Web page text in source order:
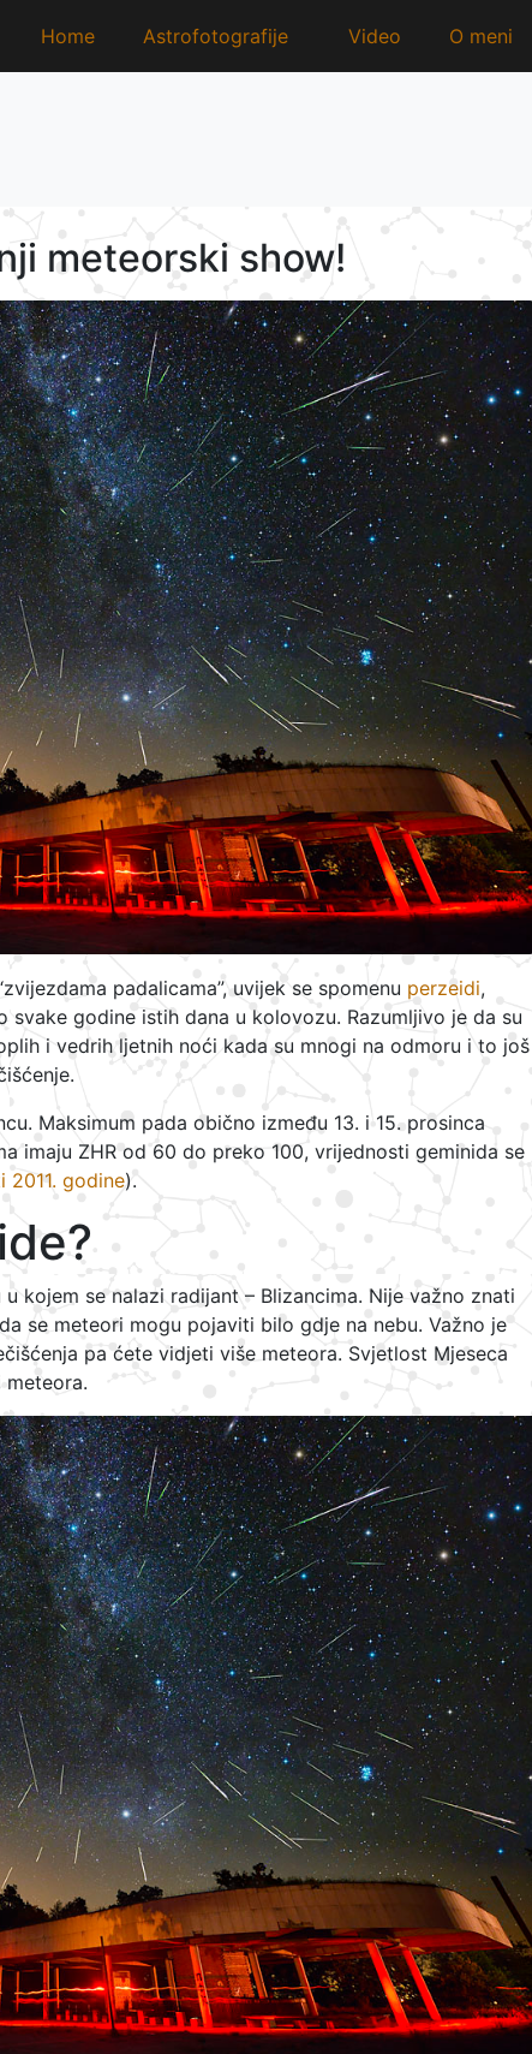
Home Astrofotografije Video O meni
meteorski show!
padalicama”, uvijek se spomenu perzeidi,
godine istih dana u kolovozu. Razumljivo je da su
i vedrih ljetnih noći kada su mnogi na odmoru i to još
Maksimum pada obično između 13. i 15. prosinca
imaju ZHR od 60 do preko 100, vrijednosti geminida se
godine).
kojem se nalazi radijant – Blizancima. Nije važno znati
se meteori mogu pojaviti bilo gdje na nebu. Važno je
pa ćete vidjeti više meteora. Svjetlost Mjeseca